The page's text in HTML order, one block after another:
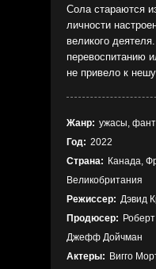
Сола стараются
личности
великого
перевоспитанию
не привело к
Жанр: ужасы,
Год: 2022
Страна: Канада,
Великобритания
Режиссер: Дэвид
Продюсер:
Джефф Дойчман
Актеры: Вигго